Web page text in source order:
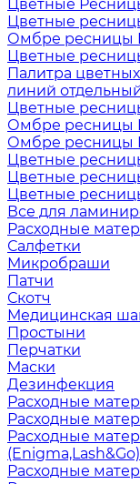
Цветные
Цветные
Омбре ресницы
Цветные
Палитра
линий
Цветные
Омбре ресницы
Омбре ресницы
Цветные
Цветные
Цветные
Все для
Расходные
Салфетки
Микробраши
Патчи
Скотч
Медицинская
Простыни
Перчатки
Маски
Дезинфекция
Расходные
Расходные
Расходные
(Enigma,Lash&Go)
Расходные